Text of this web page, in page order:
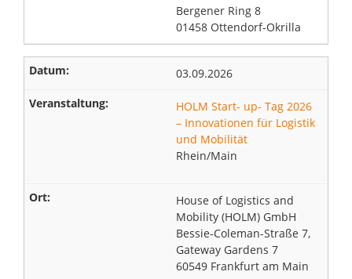
Bergener Ring 8
01458 Ottendorf-Okrilla
03.09.2026
HOLM Start- up- Tag 2026
– Innovationen für Logistik
und Mobilität
Rhein/Main
House of Logistics and
Mobility (HOLM) GmbH
Bessie-Coleman-Straße 7,
Gateway Gardens 7
60549 Frankfurt am Main